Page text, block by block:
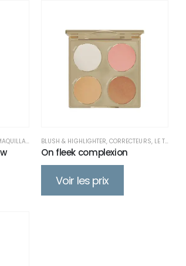
BLUSH & HIGHLIGHTER,CORRECTEURS, LE TEINT
On fleek complexion
Voir les prix